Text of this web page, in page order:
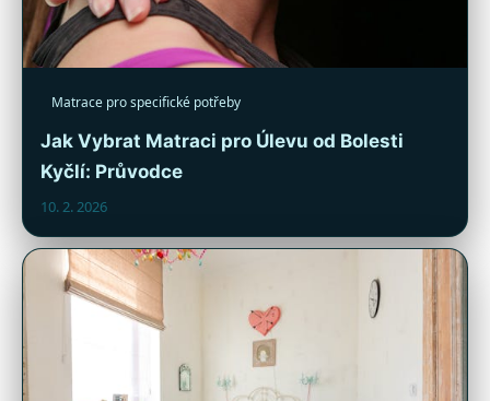
Matrace pro specifické potřeby
Jak Vybrat Matraci pro Úlevu od Bolesti
Kyčlí: Průvodce
10. 2. 2026